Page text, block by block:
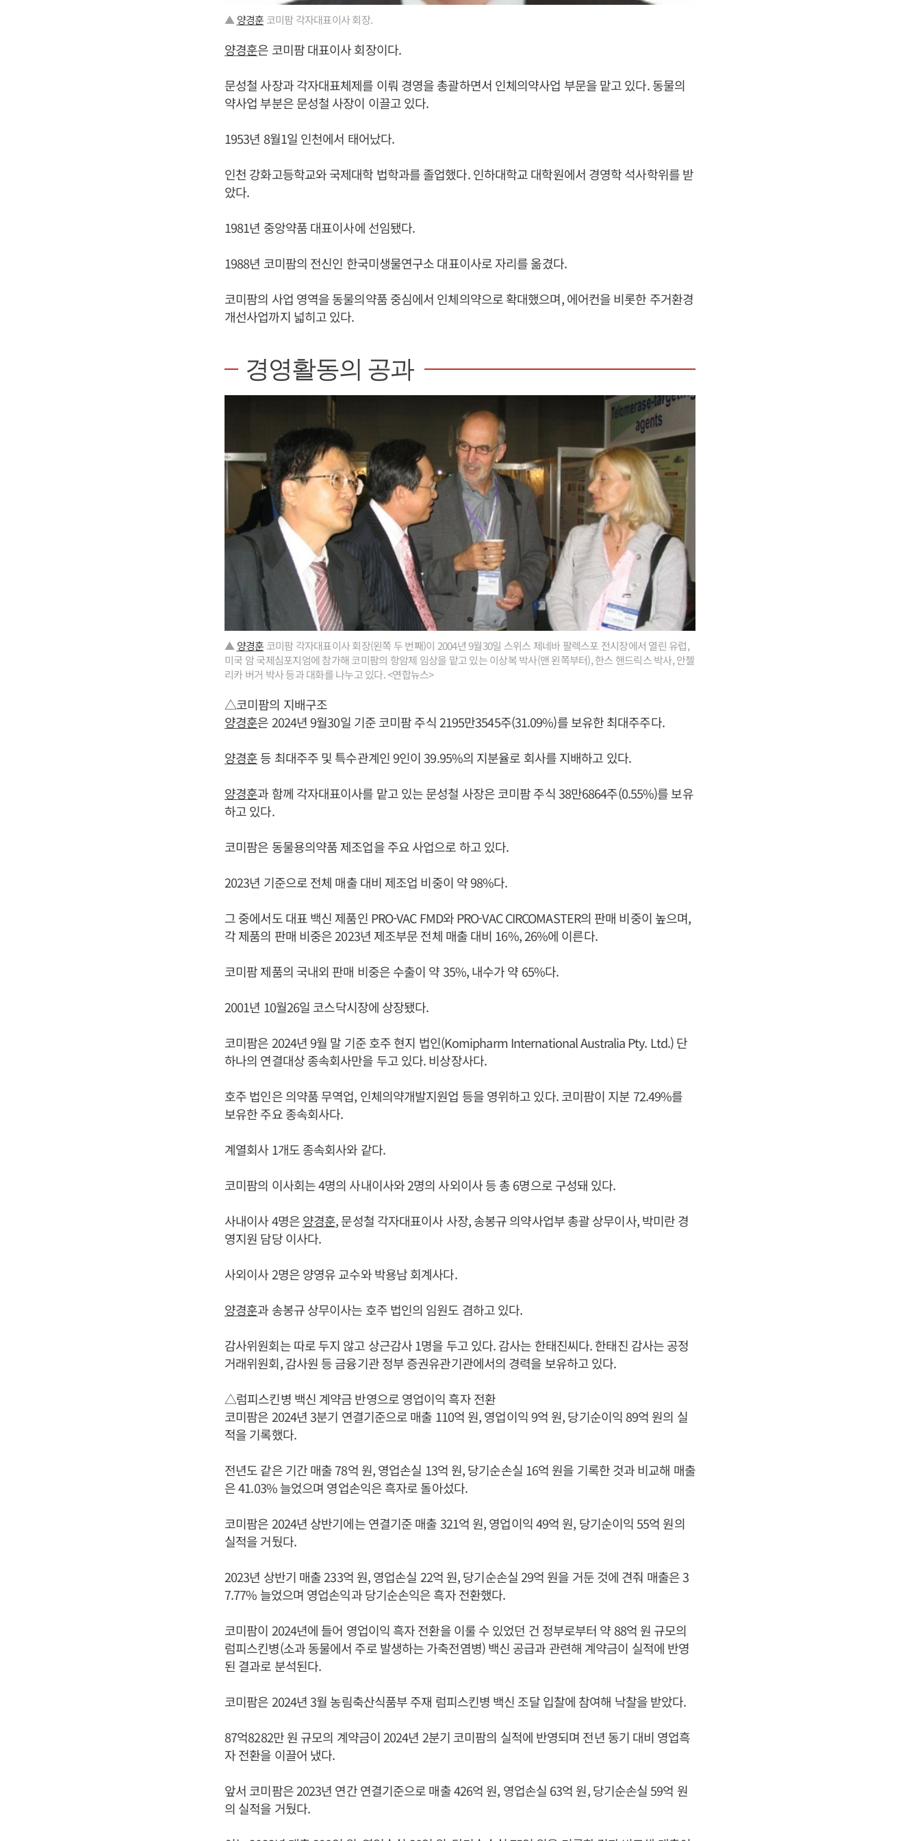
▲ 양경훈 코미팜 각자대표이사 회장.
양경훈은 코미팜 대표이사 회장이다.
문성철 사장과 각자대표체제를 이뤄 경영을 총괄하면서 인체의약사업 부문을 맡고 있다. 동물의
약사업 부분은 문성철 사장이 이끌고 있다.
1953년 8월1일 인천에서 태어났다.
인천 강화고등학교와 국제대학 법학과를 졸업했다. 인하대학교 대학원에서 경영학 석사학위를 받
았다.
1981년 중앙약품 대표이사에 선임됐다.
1988년 코미팜의 전신인 한국미생물연구소 대표이사로 자리를 옮겼다.
코미팜의 사업 영역을 동물의약품 중심에서 인체의약으로 확대했으며, 에어컨을 비롯한 주거환경
개선사업까지 넓히고 있다.
경영활동의 공과
▲ 양경훈 코미팜 각자대표이사 회장(왼쪽 두 번째)이 2004년 9월30일 스위스 제네바 팔렉스포 전시장에서 열린 유럽,
미국 암 국제심포지엄에 참가해 코미팜의 항암제 임상을 맡고 있는 이상복 박사(맨 왼쪽부터), 한스 핸드릭스 박사, 안젤
리카 버거 박사 등과 대화를 나누고 있다. <연합뉴스>
△코미팜의 지배구조
양경훈은 2024년 9월30일 기준 코미팜 주식 2195만3545주(31.09%)를 보유한 최대주주다.
양경훈등 최대주주 및 특수관계인 9인이 39.95%의 지분율로 회사를 지배하고 있다.
양경훈과 함께 각자대표이사를 맡고 있는 문성철 사장은 코미팜 주식 38만6864주(0.55%)를 보유
하고 있다.
코미팜은 동물용의약품 제조업을 주요 사업으로 하고 있다.
2023년 기준으로 전체 매출 대비 제조업 비중이 약 98%다.
그 중에서도 대표 백신 제품인 PRO-VAC FMD와 PRO-VAC CIRCOMASTER의 판매 비중이 높으며,
각 제품의 판매 비중은 2023년 제조부문 전체 매출 대비 16%, 26%에 이른다.
코미팜 제품의 국내외 판매 비중은 수출이 약 35%, 내수가 약 65%다.
2001년 10월26일 코스닥시장에 상장됐다.
코미팜은 2024년 9월 말 기준 호주 현지 법인(Komipharm International Australia Pty. Ltd.) 단
하나의 연결대상 종속회사만을 두고 있다. 비상장사다.
호주 법인은 의약품 무역업, 인체의약개발지원업 등을 영위하고 있다. 코미팜이 지분 72.49%를
보유한 주요 종속회사다.
계열회사 1개도 종속회사와 같다.
코미팜의 이사회는 4명의 사내이사와 2명의 사외이사 등 총 6명으로 구성돼 있다.
사내이사 4명은양경훈, 문성철 각자대표이사 사장, 송봉규 의약사업부 총괄 상무이사, 박미란 경
영지원 담당 이사다.
사외이사 2명은 양영유 교수와 박용남 회계사다.
양경훈과 송봉규 상무이사는 호주 법인의 임원도 겸하고 있다.
감사위원회는 따로 두지 않고 상근감사 1명을 두고 있다. 감사는 한태진씨다. 한태진 감사는 공정
거래위원회, 감사원 등 금융기관 정부 증권유관기관에서의 경력을 보유하고 있다.
△럼피스킨병 백신 계약금 반영으로 영업이익 흑자 전환
코미팜은 2024년 3분기 연결기준으로 매출 110억 원, 영업이익 9억 원, 당기순이익 89억 원의 실
적을 기록했다.
전년도 같은 기간 매출 78억 원, 영업손실 13억 원, 당기순손실 16억 원을 기록한 것과 비교해 매출
은 41.03% 늘었으며 영업손익은 흑자로 돌아섰다.
코미팜은 2024년 상반기에는 연결기준 매출 321억 원, 영업이익 49억 원, 당기순이익 55억 원의
실적을 거뒀다.
2023년 상반기 매출 233억 원, 영업손실 22억 원, 당기순손실 29억 원을 거둔 것에 견줘 매출은 3
7.77% 늘었으며 영업손익과 당기순손익은 흑자 전환했다.
코미팜이 2024년에 들어 영업이익 흑자 전환을 이룰 수 있었던 건 정부로부터 약 88억 원 규모의
럼피스킨병(소과 동물에서 주로 발생하는 가축전염병) 백신 공급과 관련해 계약금이 실적에 반영
된 결과로 분석된다.
코미팜은 2024년 3월 농림축산식품부 주재 럼피스킨병 백신 조달 입찰에 참여해 낙찰을 받았다.
87억8282만 원 규모의 계약금이 2024년 2분기 코미팜의 실적에 반영되며 전년 동기 대비 영업흑
자 전환을 이끌어 냈다.
앞서 코미팜은 2023년 연간 연결기준으로 매출 426억 원, 영업손실 63억 원, 당기순손실 59억 원
의 실적을 거뒀다.